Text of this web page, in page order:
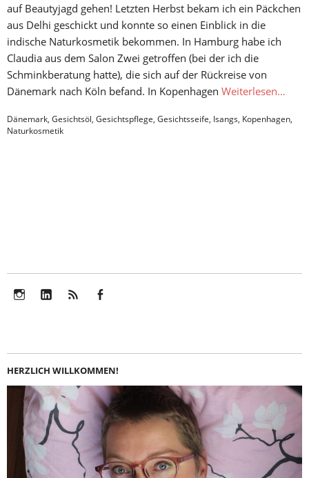
auf Beautyjagd gehen! Letzten Herbst bekam ich ein Päckchen
aus Delhi geschickt und konnte so einen Einblick in die
indische Naturkosmetik bekommen. In Hamburg habe ich
Claudia aus dem Salon Zwei getroffen (bei der ich die
Schminkberatung hatte), die sich auf der Rückreise von
Dänemark nach Köln befand. In Kopenhagen Weiterlesen…
Dänemark, Gesichtsöl, Gesichtspflege, Gesichtsseife, Isangs, Kopenhagen,
Naturkosmetik
HERZLICH WILLKOMMEN!